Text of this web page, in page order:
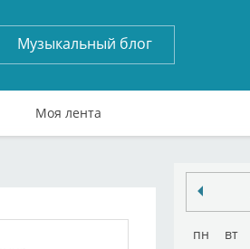
Музыкальный блог
Моя лента
пн вт